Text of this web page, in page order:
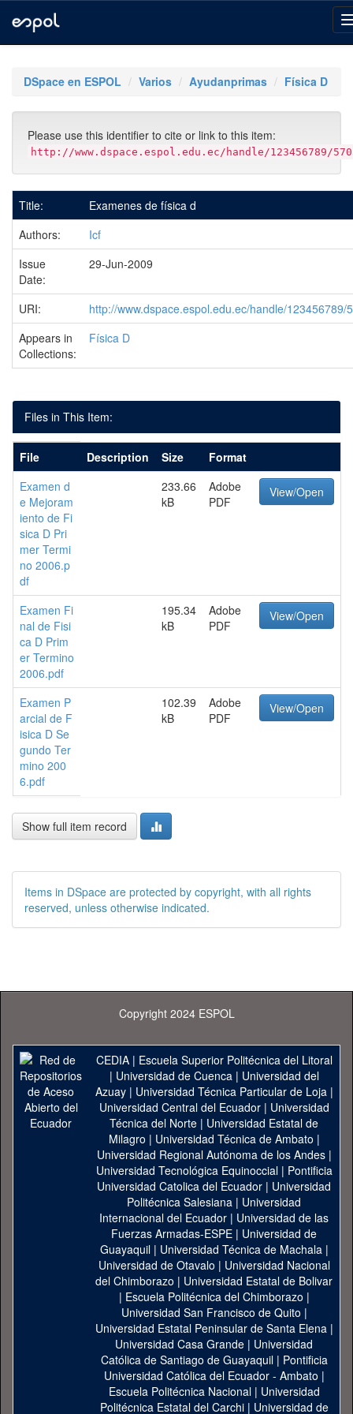
navigationDSpace en ESPOL Varios Ayudanprimas Física D
Please use this identifier to cite or link to this item:
http://www.dspace.espol.edu.ec/handle/123456789/
Title:
Examenes de física d
Authors:
Icf
Issue
Date:
29-Jun-2009
URI:
http://www.dspace.espol.edu.ec/handle/123456789/
Appears in
Collections:
Física D
Files in This Item:
File Description Size
Format
Examen d
e Mejoram
iento de Fi
sica D Pri
mer Termi
no 2006.p
df
233.66
kB
Adobe
PDF
View/Open
Examen Fi
nal de Fisi
ca D Prim
er Termino
2006.pdf
195.34
kB
Adobe
PDF
View/Open
Examen P
arcial de F
isica D Se
gundo Ter
mino 200
6.pdf
102.39
kB
Adobe
PDF
View/Open
Show full item record
Items in DSpace are protected by copyright, with all rights
reserved, unless otherwise indicated.
Copyright 2024 ESPOL
CEDIA| Escuela Superior Politécnica del Litoral
| Universidad de Cuenca| Universidad del
Azuay| Universidad Técnica Particular de Loja|
Universidad Central del Ecuador| Universidad
Técnica del Norte | Universidad Estatal de
Milagro | Universidad Técnica de Ambato |
Universidad Regional Autónoma de los Andes|
Universidad Tecnológica Equinoccial| Pontificia
Universidad Catolica del Ecuador | Universidad
Politécnica Salesiana | Universidad
Internacional del Ecuador | Universidad de las
Fuerzas Armadas-ESPE | Universidad de
Guayaquil| Universidad Técnica de Machala|
Universidad de Otavalo | Universidad Nacional
del Chimborazo | Universidad Estatal de Bolivar
| Escuela Politécnica del Chimborazo |
Universidad San Francisco de Quito |
Universidad Estatal Peninsular de Santa Elena|
Universidad Casa Grande | Universidad
Católica de Santiago de Guayaquil| Pontificia
Universidad Católica del Ecuador - Ambato |
Escuela Politécnica Nacional| Universidad
Politécnica Estatal del Carchi| Universidad de